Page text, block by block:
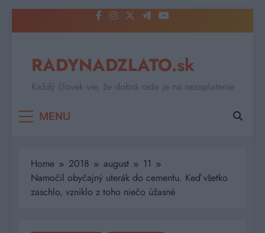
to
RADYNADZLATO.sk
Každý človek vie, že dobrá rada je na nezaplatenie
MENU
Home 2018 august
11
Namočil obyčajný uterák do cementu. Keď všetko
zaschlo, vzniklo z toho niečo úžasné